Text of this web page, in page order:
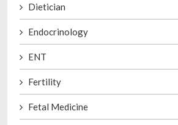
Dietician
Endocrinology
ENT
Fertility
Fetal Medicine